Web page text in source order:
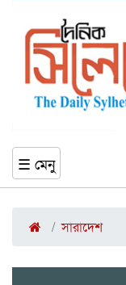
☰ মেনু
সারাদেশ